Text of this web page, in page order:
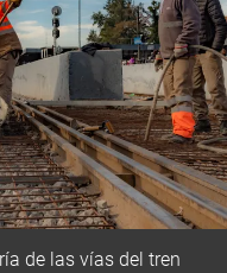
de las vías del tren